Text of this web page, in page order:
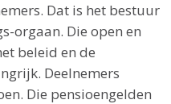
Dat is het bestuur
orgaan. Die open en
beleid en de
Deelnemers
Die pensioengelden